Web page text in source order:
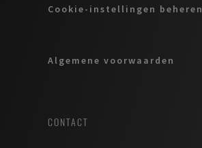
Cookie-instellingen beheren
Algemene voorwaarden
CONTACT